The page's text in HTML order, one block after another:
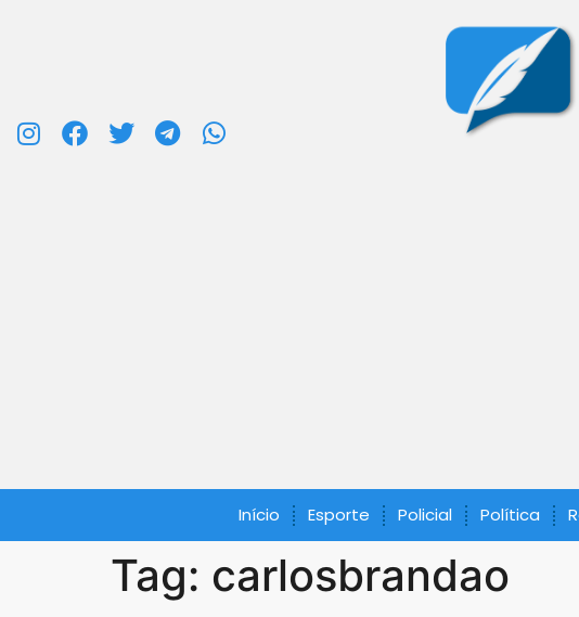
Início Esporte Policial Política
Tag: carlosbrandao